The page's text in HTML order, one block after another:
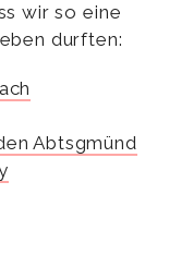
wir so eine
durften:
Abtsgmünd